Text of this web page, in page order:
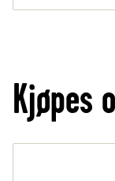
Kjøpes